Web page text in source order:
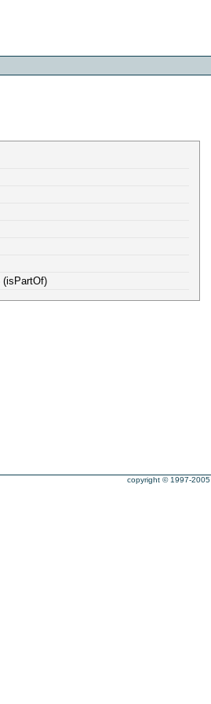
(isPartOf)
copyright © 1997-2005